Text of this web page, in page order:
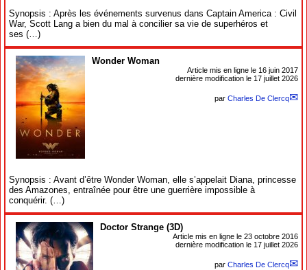
Synopsis : Après les événements survenus dans Captain America : Civil
War, Scott Lang a bien du mal à concilier sa vie de superhéros et
ses (…)
Wonder Woman
Synopsis : Avant d’être Wonder Woman, elle s’appelait Diana, princesse
des Amazones, entraînée pour être une guerrière impossible à
conquérir. (…)
Article mis en ligne le 16 juin 2017
dernière modification le 17 juillet 2026
par Charles De Clercq
Doctor Strange (3D)
Article mis en ligne le 23 octobre 2016
dernière modification le 17 juillet 2026
par Charles De Clercq